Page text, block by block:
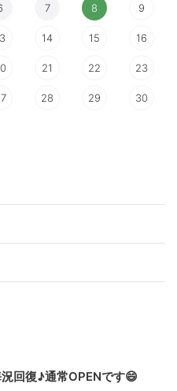
7 8 9
14 15 16
21 22 23
28 29 30
回復♪通常OPENです😄